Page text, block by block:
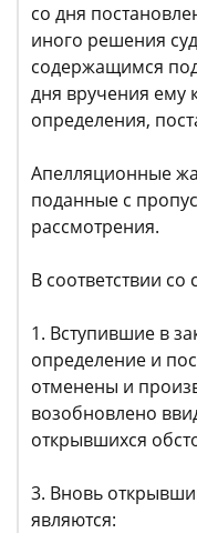
со дня
иного решения
содержащимся
дня вручения ему
определения,
Апелляционные
поданные с
рассмотрения.
В соответствии
1. Вступившие в
определение и
отменены и
возобновлено
открывшихся
3. Вновь
являются: